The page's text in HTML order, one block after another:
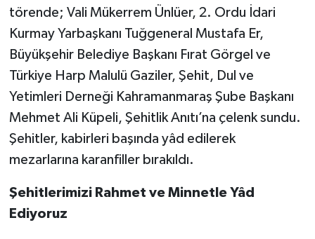
törende; Vali Mükerrem Ünlüer, 2. Ordu İdari
Kurmay Yarbaşkanı Tuğgeneral Mustafa Er,
Büyükşehir Belediye Başkanı Fırat Görgel ve
Türkiye Harp Malulü Gaziler, Şehit, Dul ve
Yetimleri Derneği Kahramanmaraş Şube Başkanı
Mehmet Ali Küpeli, Şehitlik Anıtı’na çelenk sundu.
Şehitler, kabirleri başında yâd edilerek
mezarlarına karanfiller bırakıldı.
Şehitlerimizi Rahmet ve Minnetle Yâd
Ediyoruz